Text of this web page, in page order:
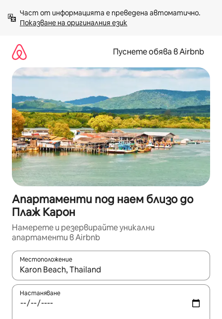
към
съдържанието
Показване на оригиналния език
Пуснете обява в Airbnb
Апартаменти под наем близо до
Плаж Карон
Намерете и резервирайте уникални
апартаменти в Airbnb
Местоположение
Когато резултатите се покажат, използвайте
Настаняване